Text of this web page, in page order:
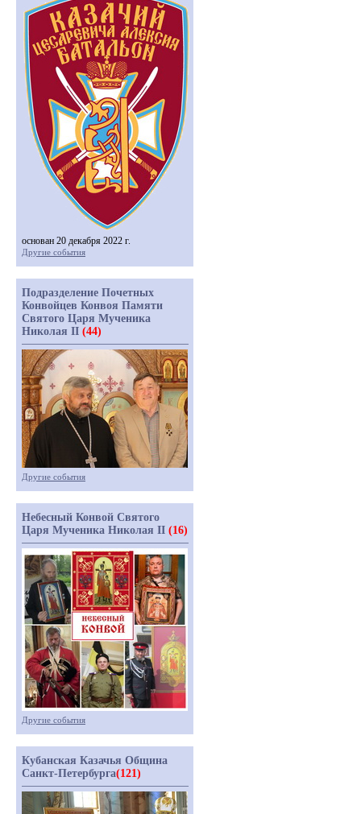
основан 20 декабря 2022 г.
Другие события
Подразделение Почетных
Конвойцев Конвоя Памяти
Святого Царя Мученика
Николая II (44)
Другие события
Небесный Конвой Святого
Царя Мученика Николая II (16)
Другие события
Кубанская Казачья Община
Санкт-Петербурга(121)